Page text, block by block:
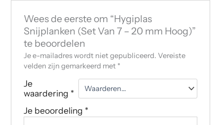
Wees de eerste om “Hygiplas
Snijplanken (Set Van 7 – 20 mm Hoog)”
te beoordelen
Je e-mailadres wordt niet gepubliceerd. Vereiste
velden zijn gemarkeerd met *
Je
waardering *
Je beoordeling *